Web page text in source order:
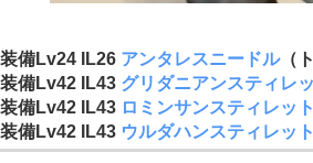
装備Lv24 IL26 アンタレスニードル（
装備Lv42 IL43 グリダニアンスティレ
装備Lv42 IL43 ロミンサンスティレット
装備Lv42 IL43 ウルダハンスティレット